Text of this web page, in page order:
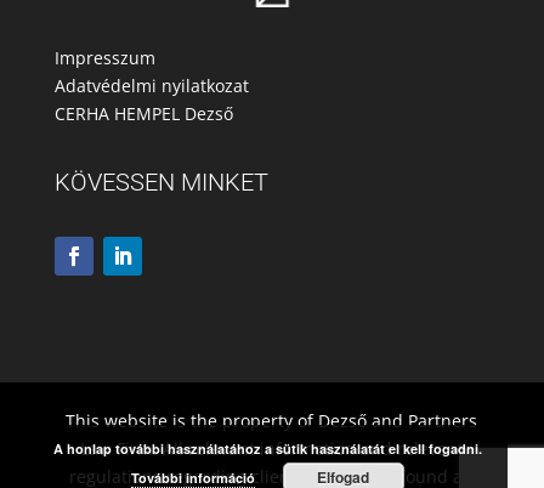
Impresszum
Adatvédelmi nyilatkozat
CERHA HEMPEL Dezső
KÖVESSEN MINKET
This website is the property of Dezső and Partners
Law Firm. All relevant information and relevant
regulations regarding client rights to be found at:
A honlap további használatához a sütik használatát el kell fogadni.
További információ
Elfogad